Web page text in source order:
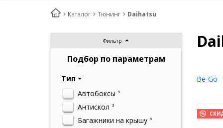
Каталог Тюнинг Daihatsu
Фильтр
Подбор по параметрам
Тип
Автобоксы 5
Антискол 3
Багажники на крышу 6
Be-Go